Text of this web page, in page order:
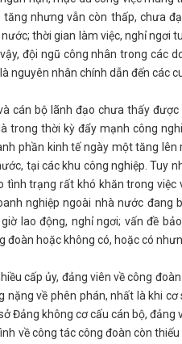
nhưng vẫn còn thấp, chưa
thời gian làm việc, nghỉ ngơi
đội ngũ công nhân trong các
nguyên nhân chính dẫn đến các
cán bộ lãnh đạo chưa thấy
trong thời kỳ đẩy mạnh công
phần kinh tế ngày một tăng
tại các khu công nghiệp. Tuy
tình trạng rất khó khăn trong việc
nghiệp ngoài nhà nước
lao động, nghỉ ngơi; vấn đề
đoàn hoặc không có, hoặc có
cấp ủy, đảng viên về công
nặng về phên phán, nhất là khi
Đảng không cơ cấu cán bộ, đảng
về công tác công đoàn còn